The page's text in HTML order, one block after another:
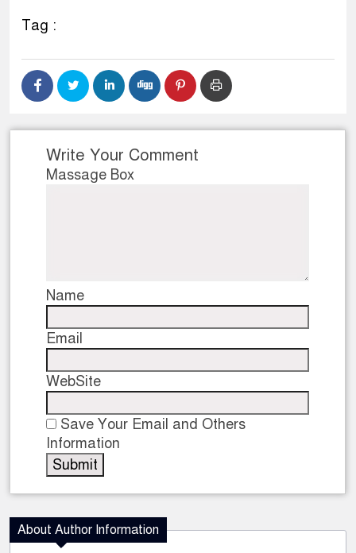
Tag :
Write Your Comment
Massage Box
Name
Email
WebSite
Save Your Email and Others
Information
About Author Information